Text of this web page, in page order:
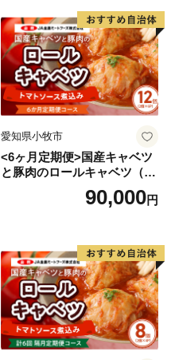
愛知県小牧市
<6ヶ月定期便>国産キャベツ
と豚肉のロールキャベツ（6P
90,000円